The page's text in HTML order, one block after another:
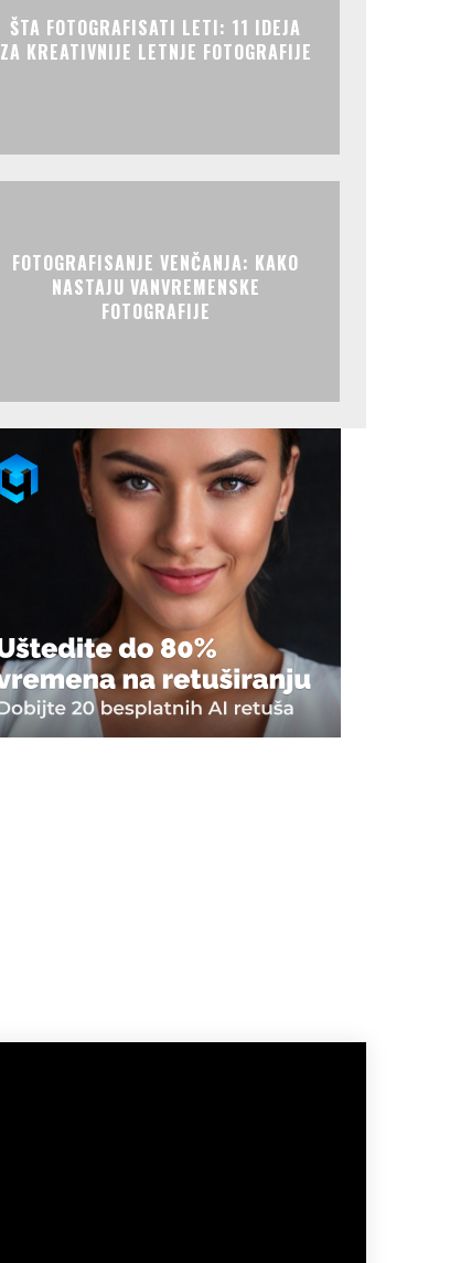
ŠTA FOTOGRAFISATI LETI: 11 IDEJA
ZA KREATIVNIJE LETNJE FOTOGRAFIJE
FOTOGRAFISANJE VENČANJA: KAKO
NASTAJU VANVREMENSKE
FOTOGRAFIJE